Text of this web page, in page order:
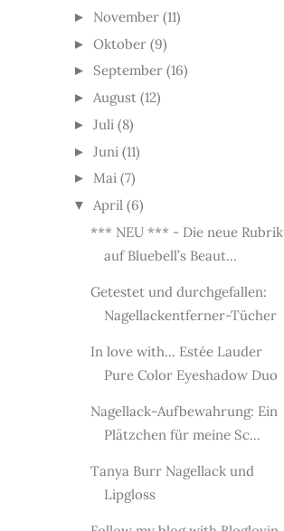
► November (11)
► Oktober (9)
► September (16)
► August (12)
► Juli (8)
► Juni (11)
► Mai (7)
▼ April (6)
*** NEU *** - Die neue Rubrik
auf Bluebell’s Beaut...
Getestet und durchgefallen:
Nagellackentferner-Tücher
In love with... Estée Lauder
Pure Color Eyeshadow Duo
Nagellack-Aufbewahrung: Ein
Plätzchen für meine Sc...
Tanya Burr Nagellack und
Lipgloss